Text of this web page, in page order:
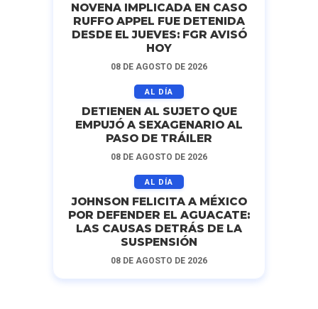
NOVENA IMPLICADA EN CASO
RUFFO APPEL FUE DETENIDA
DESDE EL JUEVES: FGR AVISÓ
HOY
08 DE AGOSTO DE 2026
AL DÍA
DETIENEN AL SUJETO QUE
EMPUJÓ A SEXAGENARIO AL
PASO DE TRÁILER
08 DE AGOSTO DE 2026
AL DÍA
JOHNSON FELICITA A MÉXICO
POR DEFENDER EL AGUACATE:
LAS CAUSAS DETRÁS DE LA
SUSPENSIÓN
08 DE AGOSTO DE 2026